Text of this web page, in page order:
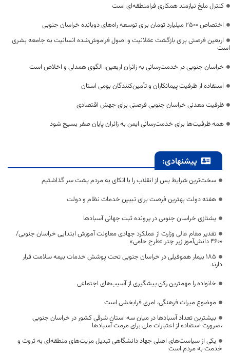
کنترل ملخ نیازمند همکاری فرامنطقه‌ای است
اختصاص 2500 میلیارد تومان برای توسعه راه‌های دوبانده خراسان جنوبی
اربعین فرصتی برای بازگشت عقلانیت و اصول فراموش‌شده انسانیت به جامعه بشری
است
خراسان جنوبی در خدمت‌رسانی به زائران اربعین، الگوی همدلی و اخلاص است
استفاده از ظرفیت پیمانکاران و تأمین‌کنندگان بومی استان
ظرفیت معدنی خراسان جنوبی فرصتی برای جهش اقتصادی
همه ظرفیت‌ها برای خدمت‌رسانی ایمن به زائران پایان صفر بسیج شود
پیشنهادی:
سخت‌ترین شرایط پس از انقلاب را با اتکای به مردم پشت سر گذاشتیم
هفته دولت بهترین فرصت برای تبیین خدمات نظام و دولت
یشتازی خراسان جنوبی در پرونده ثبت جهانی آسبادها
تقدیر مقام عالی وزارت از عملکرد جهادی معاونت آموزش ابتدایی خراسان جنوبی/
۴۶۰۰ دانش‌آموز زیر چتر «طرح حامی»
۱۸۵ بیمار هموفیلی در خراسان جنوبی تحت پوشش خدمات بیمه سلامت قرار
دارند
خانواده را مهمترین رکن پیشگیری از آسیب‌های اجتماعی
موضوع میراث فرهنگی، امری فرابخشی است
بیشترین تعداد آسبادها در میان سه استان شرقی کشور در خراسان جنوبی
،ضرورت استفاده از اعتبارات ملی برای مرمت آسبادها
یکی از سیاست‌های اصلی جهاد دانشگاهی تبدیل مزیت‌های منطقه‌ای به ثروت و
خدمت به مردم است